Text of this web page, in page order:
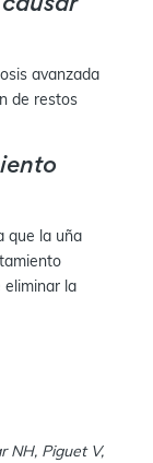
avanzada
de restos
que la uña
eliminar la
NH, Piguet V,